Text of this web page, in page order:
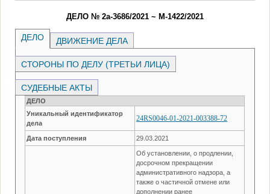
ДЕЛО № 2а-3686/2021 ~ М-1422/2021
ДЕЛО ДВИЖЕНИЕ ДЕЛА
СТОРОНЫ ПО ДЕЛУ (ТРЕТЬИ ЛИЦА)
СУДЕБНЫЕ АКТЫ
ДЕЛО
Уникальный идентификатор
дела
24RS0046-01-2021-003388-72
Дата поступления 29.03.2021
Об установлении, о продлении,
досрочном прекращении
административного надзора, а
также о частичной отмене или
дополнении ранее